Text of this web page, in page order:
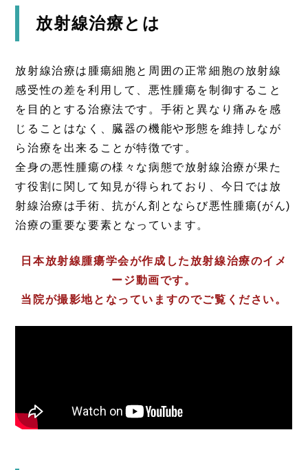
放射線治療とは
放射線治療は腫瘍細胞と周囲の正常細胞の放射線
感受性の差を利用して、悪性腫瘍を制御すること
を目的とする治療法です。手術と異なり痛みを感
じることはなく、臓器の機能や形態を維持しなが
ら治療を出来ることが特徴です。
全身の悪性腫瘍の様々な病態で放射線治療が果た
す役割に関して知見が得られており、今日では放
射線治療は手術、抗がん剤とならび悪性腫瘍(がん)
治療の重要な要素となっています。
日本放射線腫瘍学会が作成した放射線治療のイメ
ージ動画です。
当院が撮影地となっていますのでご覧ください。